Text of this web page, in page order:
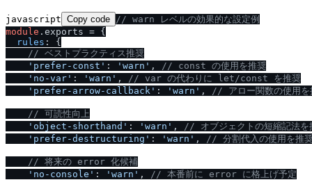
javascript Copy code / / warn レベルの効果的な設定例
module . exports = {
rules : {
/ / ベストプラクティス推奨
'prefer-const' : 'warn' , / / const の使用を推奨
'no-var' : 'warn' , / / var の代わりに let /const を推奨
'prefer-arrow-callback' : 'warn' , / / アロー関数の使用を
/ / 可読性向上
'object-shorthand' : 'warn' , / / オブジェクトの短縮記法を
'prefer-destructuring' : 'warn' , / / 分割代入の使用を推
/ / 将来の error 化候補
'no-console' : 'warn' , / / 本番前に error に格上げ予定